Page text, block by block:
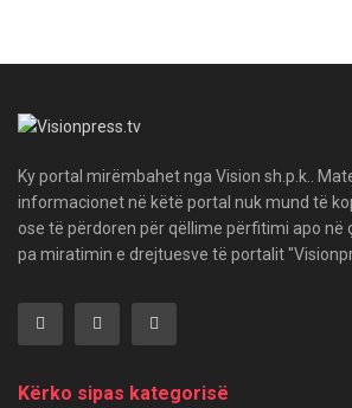
Ky portal mirëmbahet nga Vision sh.p.k..
informacionet në këtë portal nuk mund të
ose të përdoren për qëllime përfitimi apo
pa miratimin e drejtuesve të portalit
Kërko sipas kategorisë